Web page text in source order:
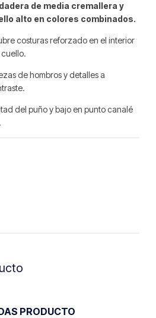
de media cremallera y
alto en colores combinados.
costuras reforzado en el interior
de hombros y detalles a
del puño y bajo en punto canalé
PRODUCTO